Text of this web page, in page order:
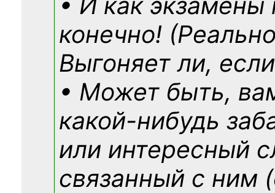
конечно!
Выгоняет ли,
• Может быть,
какой-нибудь
или интересный
связанный с ним